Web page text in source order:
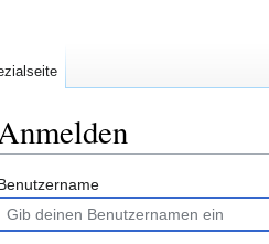
Navigation
Suche